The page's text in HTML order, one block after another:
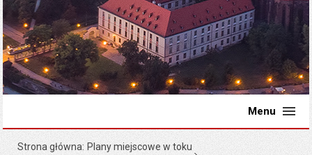
Menu
Strona główna Plany miejscowe w toku